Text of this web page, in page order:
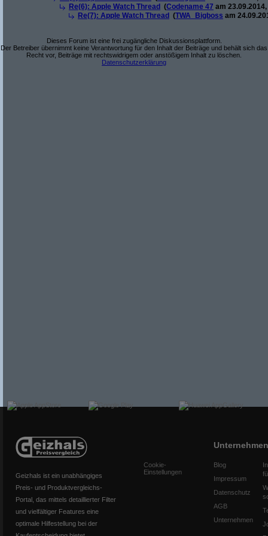
Re(6): Apple Watch Thread (Codename 47 am
Re(7): Apple Watch Thread (TWA_Bigboss am
Dieses Forum ist eine frei zugängliche Diskussionsplattform.
Der Betreiber übernimmt keine Verantwortung für den Inhalt der Beiträge und behält sich das
Recht vor, Beiträge mit rechtswidrigem oder anstößigem Inhalt zu löschen.
Datenschutzerklärung
Geizhals ist ein unabhängiges
Preis- und Produktvergleichs-
Portal, das mittels detaillierter Filter
und vielfältiger Features eine
optimale Hilfestellung bei der
Cookie-
Einstellungen
Unternehmen
Blog
Impressum
Datenschutz
AGB
Unternehmen